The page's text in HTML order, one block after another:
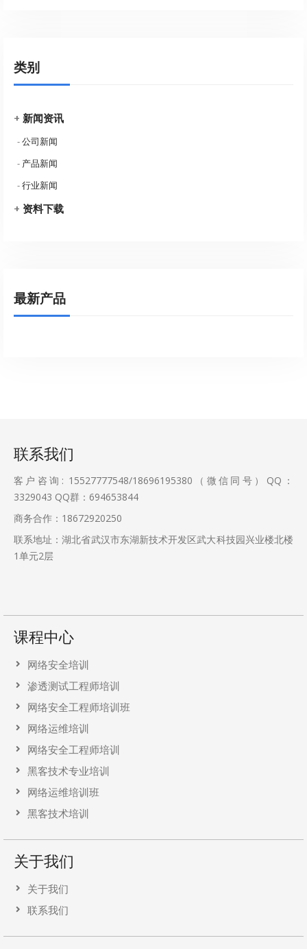
类别
+ 新闻资讯
-公司新闻
- 产品新闻
-行业新闻
+ 资料下载
最新产品
联系我们
客户咨询: 15527777548/18696195380（微信同号）QQ：
3329043 QQ群：694653844
商务合作：18672920250
联系地址：湖北省武汉市东湖新技术开发区武大科技园兴业楼北楼
1单元2层
课程中心
网络安全培训
渗透测试工程师培训
网络安全工程师培训班
网络运维培训
网络安全工程师培训
黑客技术专业培训
网络运维培训班
黑客技术培训
关于我们
关于我们
联系我们